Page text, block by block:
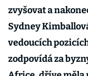
zvyšovat a
Sydney
vedoucích
zodpovídá za